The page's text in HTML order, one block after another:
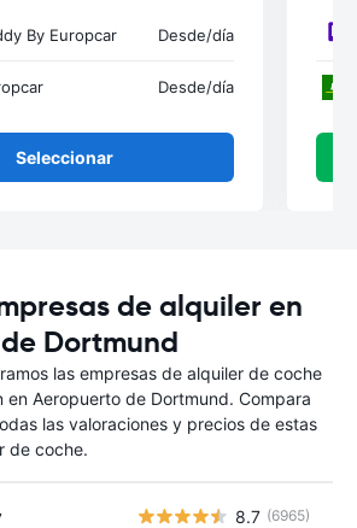
By Europcar Desde/día
Desde/día
Seleccionar
de alquiler en
Dortmund
las empresas de alquiler de coche
en Aeropuerto de Dortmund. Compara
las valoraciones y precios de estas
de coche.
8.7 (6965)